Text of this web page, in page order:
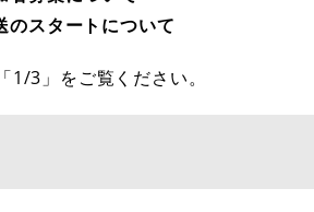
スタートについて
3」をご覧ください。